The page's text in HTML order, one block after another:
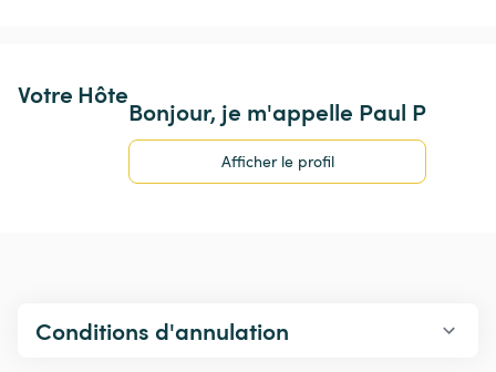
Votre Hôte
Bonjour, je m'appelle Paul P
Afficher le profil
Conditions d'annulation